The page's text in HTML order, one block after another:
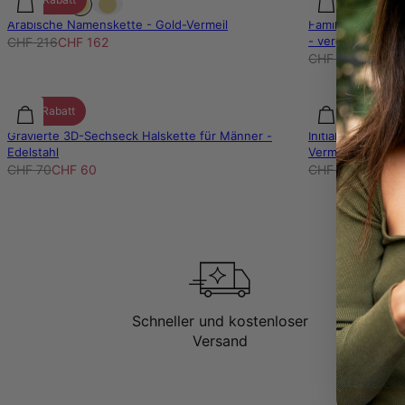
Arabische Namenskette - Gold-Vermeil
CHF 216CHF 162
Familienbaum-
- vergoldetes
CHF 135CHF 102
15% Rabatt
Gravierte 3D-Sechseck Halskette für Männer -
Edelstahl
CHF 70CHF 60
25% Rabatt
Initial &
Vermeil
CHF 160CHF
Schneller und kostenloser
Versand